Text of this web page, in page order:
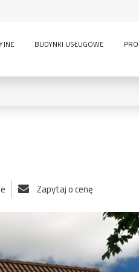
BUDYNKI USŁUGOWE
inwentarskie
GARAŻE:
bez
Zapytaj o cenę